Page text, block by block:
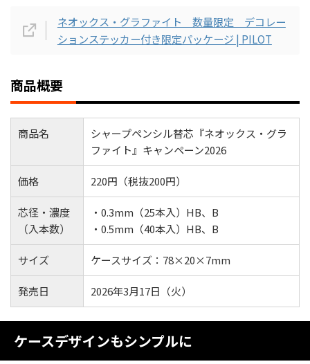
ネオックス・グラファイト 数量限定 デコレー
ションステッカー付き限定パッケージ | PILOT
商品概要
商品名
シャープペンシル替芯『ネオックス・グラ
ファイト』キャンペーン2026
価格 220円（税抜200円）
芯径・濃度
（入本数）
・0.3mm（25本入）HB、B
・0.5mm（40本入）HB、B
サイズ ケースサイズ：78×20×7mm
発売日 2026年3月17日（火）
ケースデザインもシンプルに